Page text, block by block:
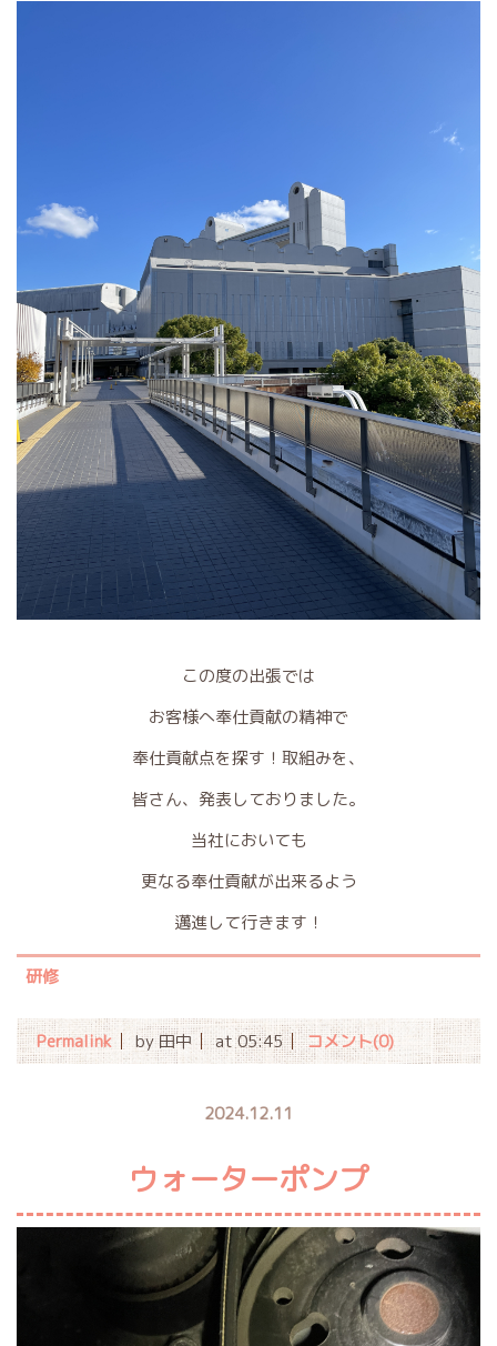
この度の出張では
お客様へ奉仕貢献の精神で
奉仕貢献点を探す！取組みを、
皆さん、発表しておりました。
当社においても
更なる奉仕貢献が出来るよう
邁進して行きます！
研修
Permalink by 田中 at 05:45 コメント(0)
2024.12.11
ウォーターポンプ